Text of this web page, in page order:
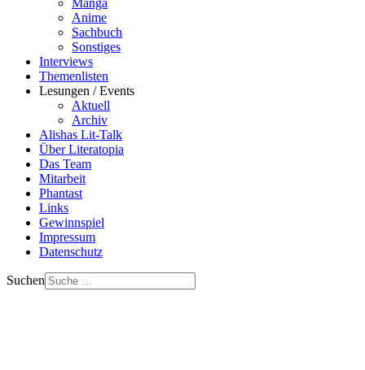
Anime
Sachbuch
Sonstiges
Interviews
Themenlisten
Lesungen / Events
Aktuell
Archiv
Alishas Lit-Talk
Über Literatopia
Das Team
Mitarbeit
Phantast
Links
Gewinnspiel
Impressum
Datenschutz
Suchen